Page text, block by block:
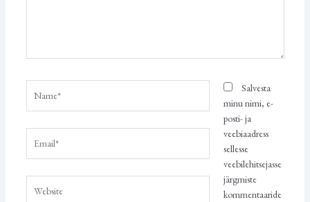
Salvesta
minu nimi, e-
posti- ja
veebiaadress
sellesse
veebilehitsejasse
järgmiste
kommentaaride